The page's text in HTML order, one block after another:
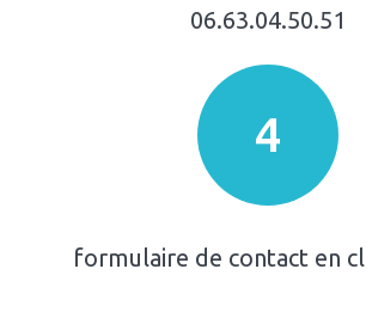
06.63.04.50.51
4
formulaire de contact en